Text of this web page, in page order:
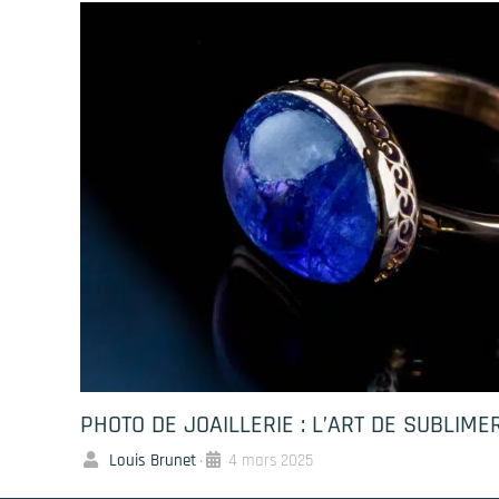
PHOTO DE JOAILLERIE : L’ART DE
Louis Brunet • 4 mars 2025